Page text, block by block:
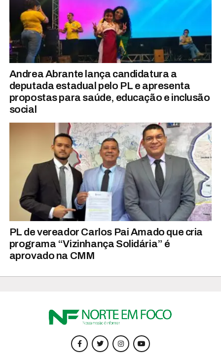
Andrea Abrante lança candidatura a
deputada estadual pelo PL e apresenta
propostas para saúde, educação e inclusão
social
PL de vereador Carlos Pai Amado que cria
programa “Vizinhança Solidária” é
aprovado na CMM